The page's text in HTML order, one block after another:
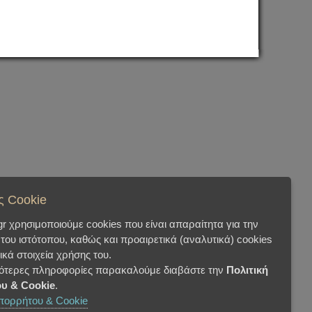
Cookie
χρησιμοποιούμε cookies που είναι απαραίτητα για την
του ιστότοπου, καθώς και προαιρετικά (αναλυτικά) cookies
στοιχεία χρήσης του.
πληροφορίες παρακαλούμε διαβάστε την Πολιτική
& Cookie.
& Cookie